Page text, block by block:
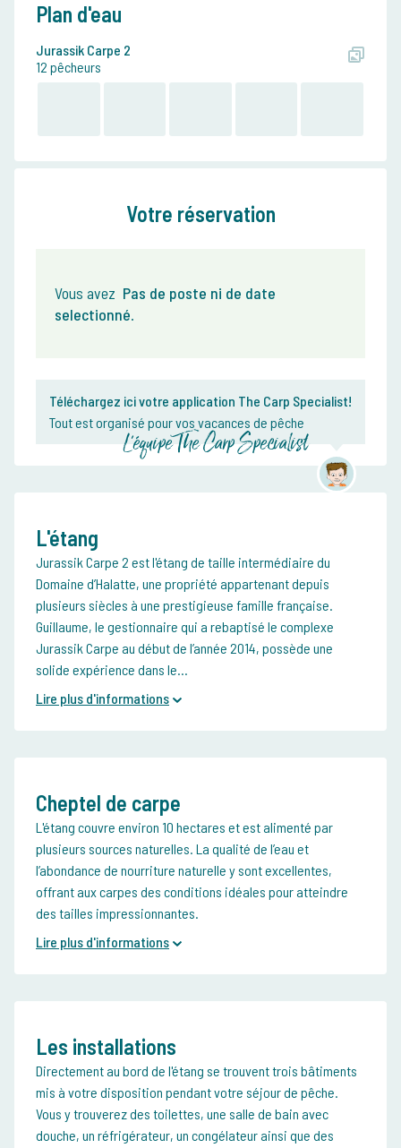
Plan d'eau
Jurassik Carpe 2
12 pêcheurs
Votre réservation
Vous avez Pas de poste ni de date
selectionné.
Téléchargez ici votre application The Carp Specialist!
Tout est organisé pour vos vacances de pêche
L'équipe The Carp Specialist
L'étang
Jurassik Carpe 2 est l'étang de taille intermédiaire du
Domaine d’Halatte, une propriété appartenant depuis
plusieurs siècles à une prestigieuse famille française.
Guillaume, le gestionnaire qui a rebaptisé le complexe
Jurassik Carpe au début de l’année 2014, possède une
solide expérience dans le...
Lire plus d'informations
Cheptel de carpe
L'étang couvre environ 10 hectares et est alimenté par
plusieurs sources naturelles. La qualité de l’eau et
l’abondance de nourriture naturelle y sont excellentes,
offrant aux carpes des conditions idéales pour atteindre
des tailles impressionnantes.
Lire plus d'informations
Les installations
Directement au bord de l'étang se trouvent trois bâtiments
mis à votre disposition pendant votre séjour de pêche.
Vous y trouverez des toilettes, une salle de bain avec
douche, un réfrigérateur, un congélateur ainsi que des